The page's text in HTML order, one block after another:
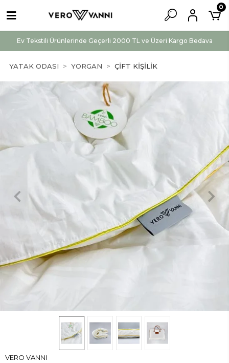
Ev Tekstili Ürünlerinde Geçerli 2000 TL ve Üzeri Kargo Bedava
0
YATAK ODASI YORGAN ÇİFT KİŞİLİK
VERO VANNI